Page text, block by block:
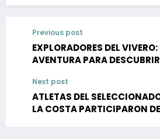
Previous post
EXPLORADORES DEL
AVENTURA PARA
Next post
ATLETAS DEL
LA COSTA PARTICIPARON